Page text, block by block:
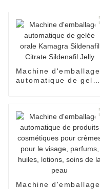
Machine d'emballage
automatique de gelée
Machine d'emballage